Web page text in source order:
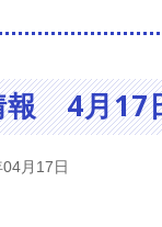
報 4月17
月17日